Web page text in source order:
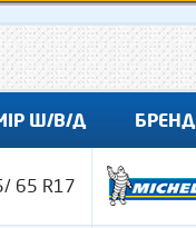
Ш/В/Д БРЕНД
65 R17